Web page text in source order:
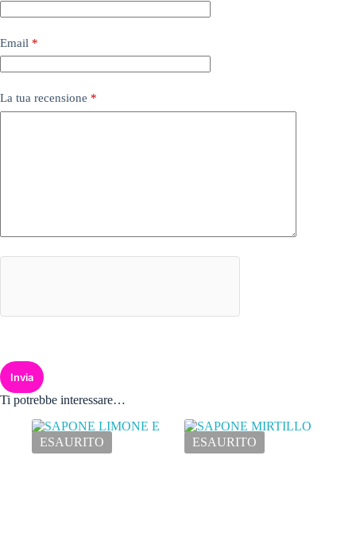
Email *
La tua recensione *
Invia
Ti potrebbe interessare…
ESAURITO ESAURITO